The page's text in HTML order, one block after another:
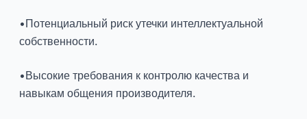
•Потенциальный риск утечки интеллектуальной
собственности.
•Высокие требования к контролю качества и
навыкам общения производителя.